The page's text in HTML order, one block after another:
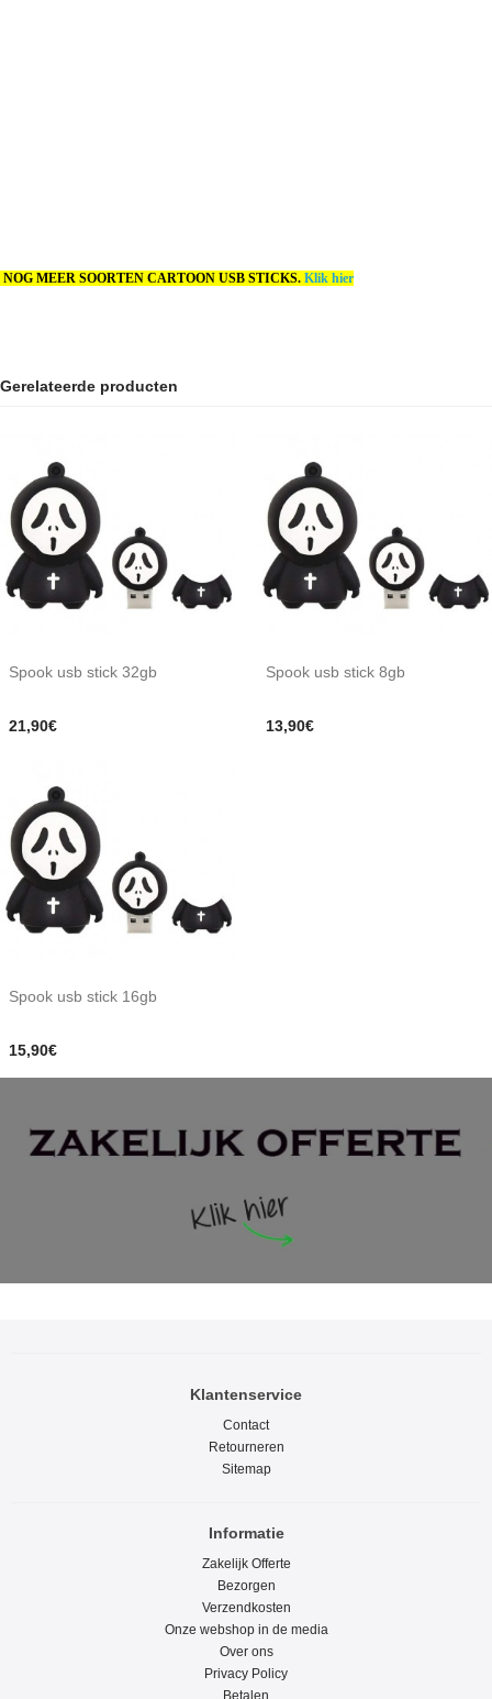
NOG MEER SOORTEN CARTOON USB STICKS. Klik hier
Gerelateerde producten
Spook usb stick 32gb
21,90€
Spook usb stick 8gb
13,90€
Spook usb stick 16gb
15,90€
Klantenservice
Contact
Retourneren
Sitemap
Informatie
Zakelijk Offerte
Bezorgen
Verzendkosten
Onze webshop in de media
Over ons
Privacy Policy
Betalen